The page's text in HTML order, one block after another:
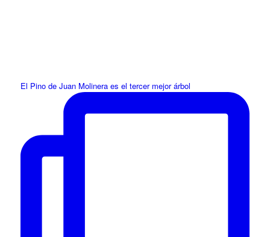
El Pino de Juan Molinera es el tercer mejor árbol